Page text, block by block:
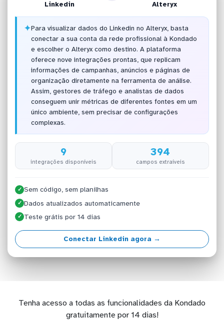
Linkedin Alteryx
✦Para visualizar dados do Linkedin no Alteryx, basta
conectar a sua conta da rede profissional à Kondado
e escolher o Alteryx como destino. A plataforma
oferece nove integrações prontas, que replicam
informações de campanhas, anúncios e páginas de
organização diretamente na ferramenta de análise.
Assim, gestores de tráfego e analistas de dados
conseguem unir métricas de diferentes fontes em um
único ambiente, sem precisar de configurações
complexas.
9
integrações disponíveis
394
campos extraíveis
✓ Sem código, sem planilhas
✓ Dados atualizados automaticamente
✓ Teste grátis por 14 dias
Conectar Linkedin agora →
Tenha acesso a todas as funcionalidades da Kondado
gratuitamente por 14 dias!